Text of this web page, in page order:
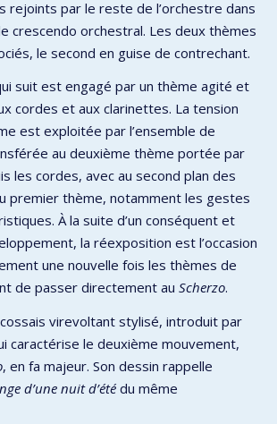
rejoints par le reste de l’orchestre dans
crescendo orchestral. Les deux thèmes
le second en guise de contrechant.
suit est engagé par un thème agité et
cordes et aux clarinettes. La tension
est exploitée par l’ensemble de
au deuxième thème portée par
les cordes, avec au second plan des
premier thème, notamment les gestes
À la suite d’un conséquent et
la réexposition est l’occasion
une nouvelle fois les thèmes de
de passer directement au Scherzo.
virevoltant stylisé, introduit par
caractérise le deuxième mouvement,
, en fa majeur. Son dessin rappelle
d’une nuit d’été du même